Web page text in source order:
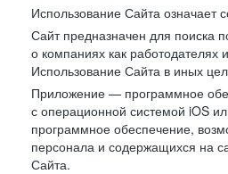
Использование Сайта означает
Сайт предназначен для поиска
о компаниях как работодателях
Использование Сайта в иных
Приложение — программное
с операционной системой iOS
программное обеспечение,
персонала и содержащихся на
Сайта.